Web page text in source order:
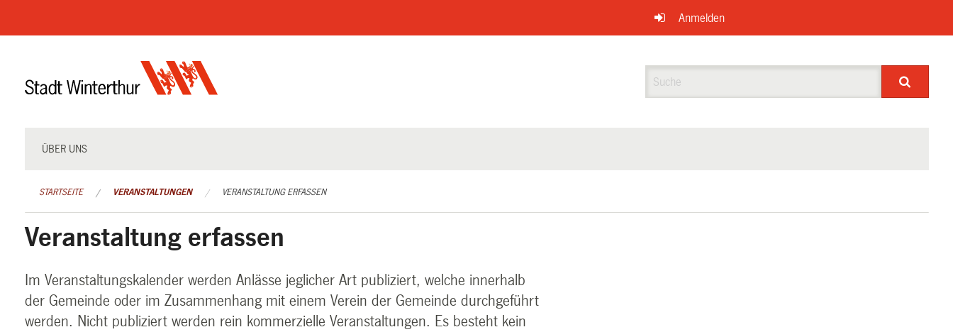
überspringen
Anmelden
ÜBER UNS
STARTSEITE VERANSTALTUNGEN VERANSTALTUNG ERFASSEN
Veranstaltung erfassen
Im Veranstaltungskalender werden Anlässe jeglicher Art publiziert, welche innerhalb
der Gemeinde oder im Zusammenhang mit einem Verein der Gemeinde durchgeführt
werden. Nicht publiziert werden rein kommerzielle Veranstaltungen. Es besteht kein